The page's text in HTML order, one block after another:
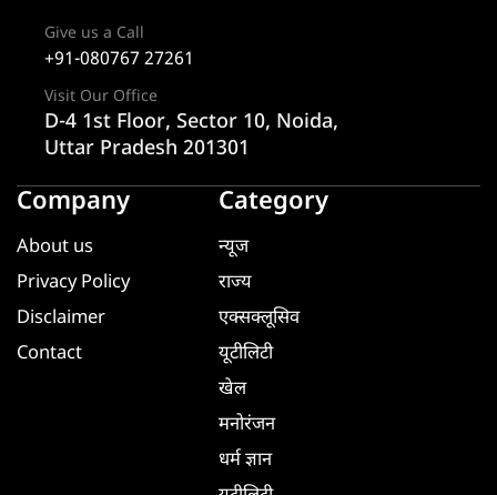
Give us a Call
+91-080767 27261
Visit Our Office
D-4 1st Floor, Sector 10, Noida,
Uttar Pradesh 201301
Company
About us
Privacy Policy
Disclaimer
Contact
Category
न्यूज
राज्य
एक्सक्लूसिव
यूटीलिटी
खेल
मनोरंजन
धर्म ज्ञान